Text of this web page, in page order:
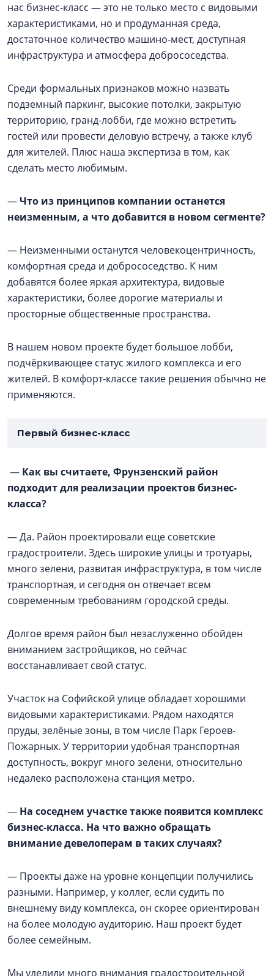
нас бизнес-класс — это не только место с видовыми
характеристиками, но и продуманная среда,
достаточное количество машино-мест, доступная
инфраструктура и атмосфера добрососедства.
Среди формальных признаков можно назвать
подземный паркинг, высокие потолки, закрытую
территорию, гранд-лобби, где можно встретить
гостей или провести деловую встречу, а также клуб
для жителей. Плюс наша экспертиза в том, как
сделать место любимым.
—Что из принципов компании останется
неизменным, а что добавится в новом сегменте?
— Неизменными останутся человекоцентричность,
комфортная среда и добрососедство. К ним
добавятся более яркая архитектура, видовые
характеристики, более дорогие материалы и
просторные общественные пространства.
В нашем новом проекте будет большое лобби,
подчёркивающее статус жилого комплекса и его
жителей. В комфорт-классе такие решения обычно не
применяются.
Первый бизнес-класс
— Как вы считаете, Фрунзенский район
подходит для реализации проектов бизнес-
класса?
— Да. Район проектировали еще советские
градостроители. Здесь широкие улицы и тротуары,
много зелени, развитая инфраструктура, в том числе
транспортная, и сегодня он отвечает всем
современным требованиям городской среды.
Долгое время район был незаслуженно обойден
вниманием застройщиков, но сейчас
восстанавливает свой статус.
Участок на Софийской улице обладает хорошими
видовыми характеристиками. Рядом находятся
пруды, зелёные зоны, в том числе Парк Героев-
Пожарных. У территории удобная транспортная
доступность, вокруг много зелени, относительно
недалеко расположена станция метро.
— На соседнем участке также появится комплекс
бизнес-класса. На что важно обращать
внимание девелоперам в таких случаях?
— Проекты даже на уровне концепции получились
разными. Например, у коллег, если судить по
внешнему виду комплекса, он скорее ориентирован
на более молодую аудиторию. Наш проект будет
более семейным.
Мы уделили много внимания градостроительной